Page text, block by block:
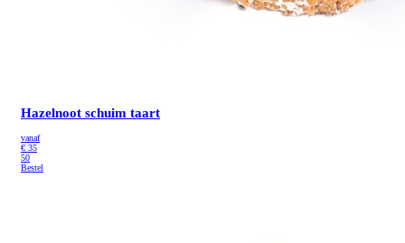
Hazelnoot schuim taart
vanaf
€ 35
50
Bestel